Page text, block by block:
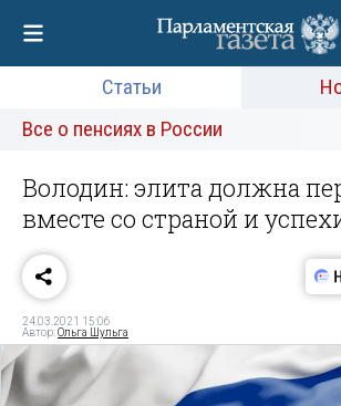
Статьи
Все о пенсиях в России
Володин: элита должна
вместе со страной и
24.03.2021 15:06
Автор:Ольга Шульга